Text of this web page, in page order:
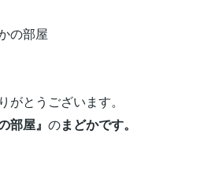
の部屋
がとうございます。
部屋』 のまどかです。